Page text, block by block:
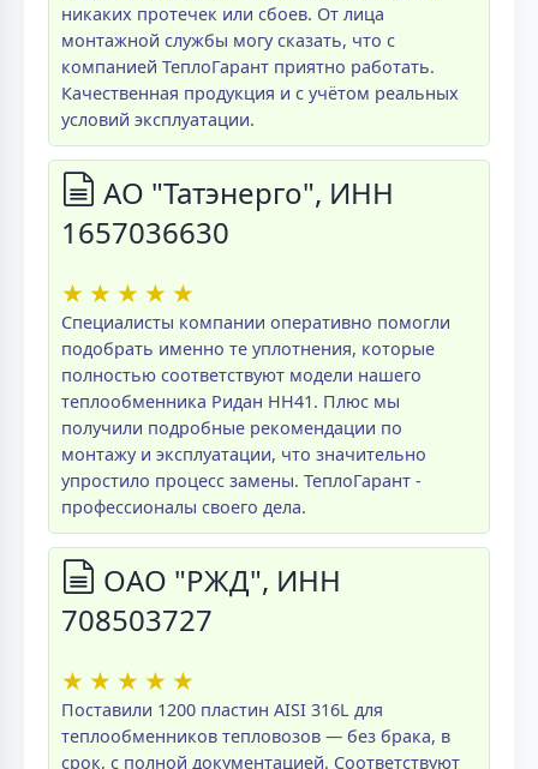
никаких протечек или сбоев. От лица
монтажной службы могу сказать, что с
компанией ТеплоГарант приятно работать.
Качественная продукция и с учётом реальных
условий эксплуатации.
АО "Татэнерго", ИНН
1657036630
★ ★ ★ ★ ★
Специалисты компании оперативно помогли
подобрать именно те уплотнения, которые
полностью соответствуют модели нашего
теплообменника Ридан НН41. Плюс мы
получили подробные рекомендации по
монтажу и эксплуатации, что значительно
упростило процесс замены. ТеплоГарант -
профессионалы своего дела.
ОАО "РЖД", ИНН
708503727
★ ★ ★ ★ ★
Поставили 1200 пластин AISI 316L для
теплообменников тепловозов — без брака, в
срок, с полной документацией. Соответствуют